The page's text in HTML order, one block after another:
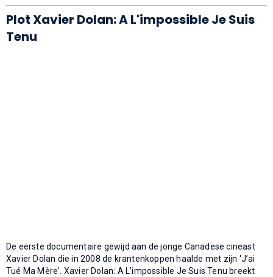
Plot Xavier Dolan: A L'impossible Je Suis
Tenu
De eerste documentaire gewijd aan de jonge Canadese cineast
Xavier Dolan die in 2008 de krantenkoppen haalde met zijn 'J’ai
Tué Ma Mère'. Xavier Dolan: A L'impossible Je Suis Tenu breekt